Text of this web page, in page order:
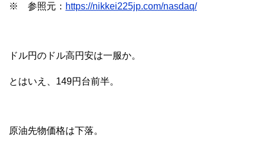
※ 参照元： https://nikkei225jp.com/nasdaq/
ドル円のドル高円安は一服か。
とはいえ、149円台前半。
原油先物価格は下落。